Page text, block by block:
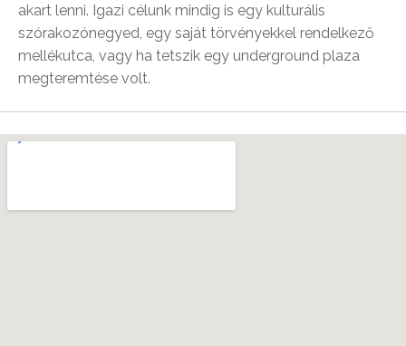
akart lenni. Igazi célunk mindig is egy kulturális
szórakozónegyed, egy saját törvényekkel rendelkező
mellékutca, vagy ha tetszik egy underground plaza
megteremtése volt.